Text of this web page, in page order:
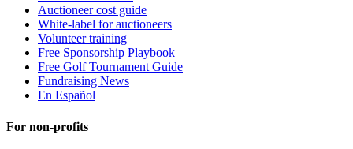
Auctioneer cost guide
White-label for auctioneers
Volunteer training
Free Sponsorship Playbook
Free Golf Tournament Guide
Fundraising News
En Español
For non-profits